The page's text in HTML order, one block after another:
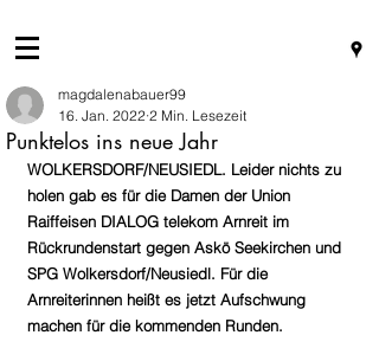
Punktelos ins neue Jahr
magdalenabauer99
16. Jan. 2022 2 Min. Lesezeit
WOLKERSDORF/NEUSIEDL. Leider nichts zu
holen gab es für die Damen der Union
Raiffeisen DIALOG telekom Arnreit im
Rückrundenstart gegen Askö Seekirchen und
SPG Wolkersdorf/Neusiedl. Für die
Arnreiterinnen heißt es jetzt Aufschwung
machen für die kommenden Runden.